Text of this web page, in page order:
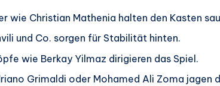
wie Christian Mathenia halten den Kasten
und Co. sorgen für Stabilität hinten.
wie Berkay Yilmaz dirigieren das Spiel.
Grimaldi oder Mohamed Ali Zoma jagen